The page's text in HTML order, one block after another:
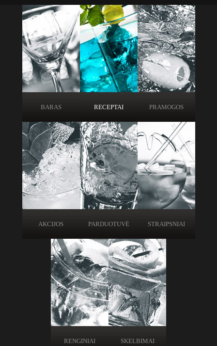
BARAS RECEPTAI PRAMOGOS
AKCIJOS PARDUOTUVĖ STRAIPSNIAI
RENGINIAI SKELBIMAI